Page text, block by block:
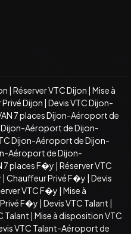
| Réserver VTC Dijon | Mise à
Dijon | Devis VTC Dijon-
7 places Dijon-Aéroport de
Dijon-Aéroport de Dijon-
Dijon-Aéroport de Dijon-
Aéroport de Dijon-
7 places F�y | Réserver VTC
| Chauffeur Privé F�y | Devis
VTC F�y | Mise à
F�y | Devis VTC Talant |
Talant | Mise à disposition VTC
VTC Talant-Aéroport de